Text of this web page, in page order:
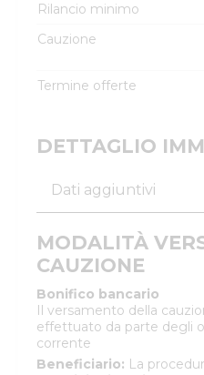
Rilancio minimo
Cauzione
Termine offerte
DETTAGLIO
Dati aggiuntivi
MODALITÀ
CAUZIONE
Bonifico bancario
Il versamento della
effettuato da parte degli
corrente
Beneficiario: La